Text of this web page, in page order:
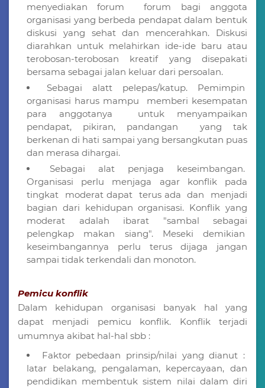
menyediakan forum forum bagi anggota
organisasi yang berbeda pendapat dalam bentuk
diskusi yang sehat dan mencerahkan. Diskusi
diarahkan untuk melahirkan ide-ide baru atau
terobosan-terobosan kreatif yang disepakati
bersama sebagai jalan keluar dari persoalan.
Sebagai alatt pelepas/katup. Pemimpin
organisasi harus mampu memberi kesempatan
para anggotanya untuk menyampaikan
pendapat, pikiran, pandangan yang tak
berkenan di hati sampai yang bersangkutan puas
dan merasa dihargai.
Sebagai alat penjaga keseimbangan.
Organisasi perlu menjaga agar konflik pada
tingkat moderat dapat terus ada dan menjadi
bagian dari kehidupan organisasi. Konflik yang
moderat adalah ibarat "sambal sebagai
pelengkap makan siang". Meseki demikian
keseimbangannya perlu terus dijaga jangan
sampai tidak terkendali dan monoton.
Pemicu konflik
Dalam kehidupan organisasi banyak hal yang
dapat menjadi pemicu konflik. Konflik terjadi
umumnya akibat hal-hal sbb :
Faktor pebedaan prinsip/nilai yang dianut :
latar belakang, pengalaman, kepercayaan, dan
pendidikan membentuk sistem nilai dalam diri